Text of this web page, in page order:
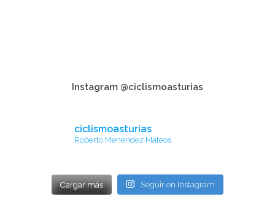
Instagram @ciclismoasturias
ciclismoasturias
Roberto Menéndez Mateos
Cargar más Seguir en Instagram